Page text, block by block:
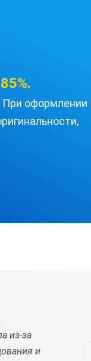
85%.
При оформлении
из-за
и